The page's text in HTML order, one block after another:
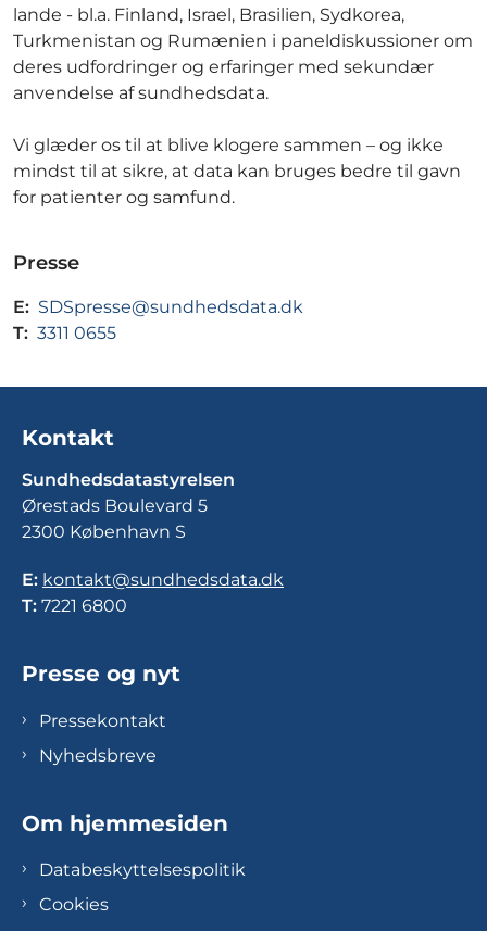
lande - bl.a. Finland, Israel, Brasilien, Sydkorea,
Turkmenistan og Rumænien i paneldiskussioner om
deres udfordringer og erfaringer med sekundær
anvendelse af sundhedsdata.
Vi glæder os til at blive klogere sammen – og ikke
mindst til at sikre, at data kan bruges bedre til gavn
for patienter og samfund.
Presse
E: SDSpresse@sundhedsdata.dk
T: 3311 0655
Kontakt
Sundhedsdatastyrelsen
Ørestads Boulevard 5
2300 København S
E: kontakt@sundhedsdata.dk
T: 7221 6800
Presse og nyt
Pressekontakt
Nyhedsbreve
Om hjemmesiden
Databeskyttelsespolitik
Cookies